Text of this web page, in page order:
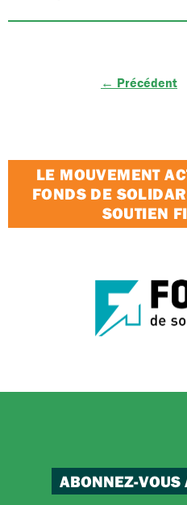
← Précédent
LE MOUVEMENT
FONDS DE
SOUTIEN
ABONNEZ-VOUS